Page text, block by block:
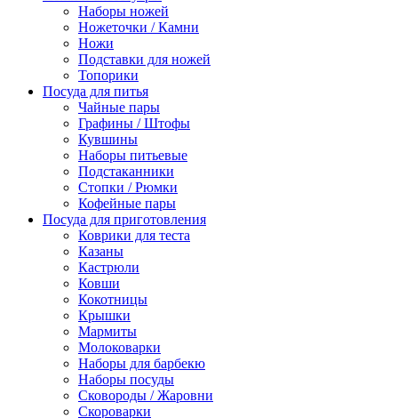
Наборы ножей
Ножеточки / Камни
Ножи
Подставки для ножей
Топорики
Посуда для питья
Чайные пары
Графины / Штофы
Кувшины
Наборы питьевые
Подстаканники
Стопки / Рюмки
Кофейные пары
Посуда для приготовления
Коврики для теста
Казаны
Кастрюли
Ковши
Кокотницы
Крышки
Мармиты
Молоковарки
Наборы для барбекю
Наборы посуды
Сковороды / Жаровни
Скороварки